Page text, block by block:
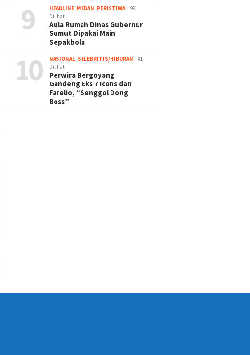
9 HEADLINE, MEDAN, PERISTIWA
99
Dilihat
Aula Rumah Dinas Gubernur
Sumut Dipakai Main
Sepakbola
10 NASIONAL, SELEBRITIS/HIBURAN
81
Dilihat
Perwira Bergoyang
Gandeng Eks 7 Icons dan
Farelio, “Senggol Dong
Boss”